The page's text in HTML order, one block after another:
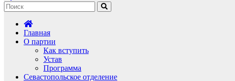
Главная
О партии
Как вступить
Устав
Программа
Севастопольское отделение